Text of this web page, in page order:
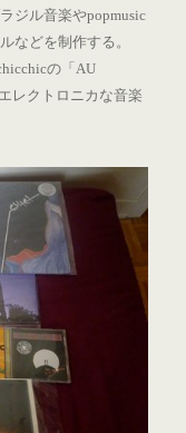
ジル音楽やpopmusic
などを制作する。
の「AU
レクトロニカな音楽